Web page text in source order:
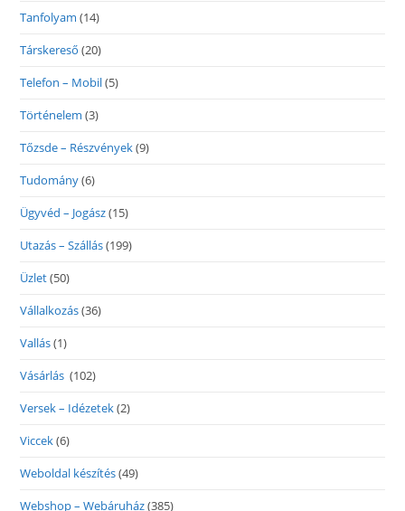
Tanfolyam (14)
Társkereső (20)
Telefon – Mobil(5)
Történelem (3)
Tőzsde – Részvények(9)
Tudomány(6)
Ügyvéd – Jogász(15)
Utazás – Szállás(199)
Üzlet(50)
Vállalkozás(36)
Vallás(1)
Vásárlás (102)
Versek – Idézetek(2)
Viccek(6)
Weboldal készítés(49)
Webshop – Webáruház(385)